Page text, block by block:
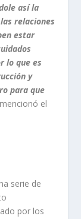
así la
relaciones
estar
lo quees
y
para que
el
serie de
por los